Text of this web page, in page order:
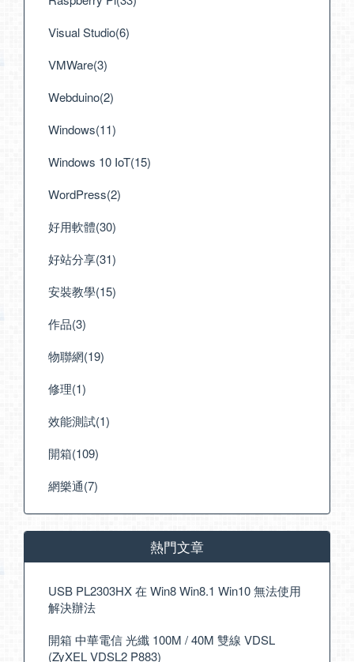
Visual Studio(6)
VMWare(3)
Webduino(2)
Windows(11)
Windows 10 IoT(15)
WordPress(2)
好用軟體(30)
好站分享(31)
安裝教學(15)
作品(3)
物聯網(19)
修理(1)
效能測試(1)
開箱(109)
網樂通(7)
熱門文章
USB PL2303HX 在 Win8 Win8.1 Win10 無法使用
解決辦法
開箱 中華電信 光纖 100M / 40M 雙線 VDSL
(ZyXEL VDSL2 P883)